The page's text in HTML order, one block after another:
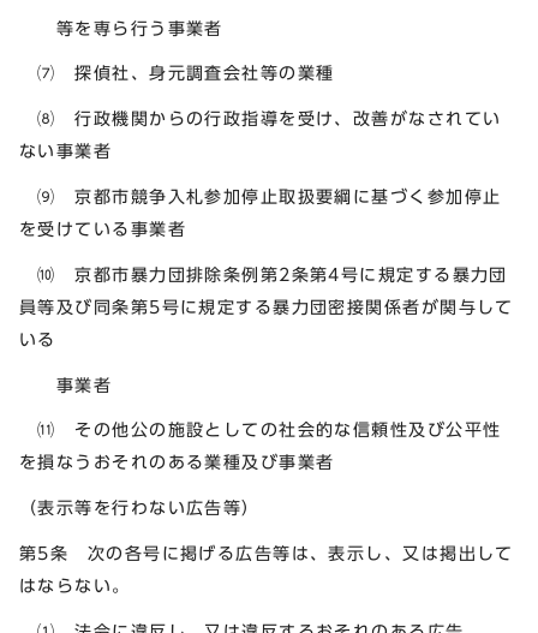
等を専ら行う事業者
⑺ 探偵社、身元調査会社等の業種
⑻ 行政機関からの行政指導を受け、改善がなされてい
ない事業者
⑼ 京都市競争入札参加停止取扱要綱に基づく参加停止
を受けている事業者
⑽ 京都市暴力団排除条例第2条第4号に規定する暴力団
員等及び同条第5号に規定する暴力団密接関係者が関与して
いる
事業者
⑾ その他公の施設としての社会的な信頼性及び公平性
を損なうおそれのある業種及び事業者
（表示等を行わない広告等）
第5条 次の各号に掲げる広告等は、表示し、又は掲出して
はならない。